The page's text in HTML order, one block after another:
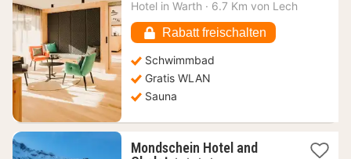
€
Hotel in Warth · 6.7 Km von Lech
Rabatt freischalten
Schwimmbad
Gratis WLAN
Sauna
Mondschein Hotel and